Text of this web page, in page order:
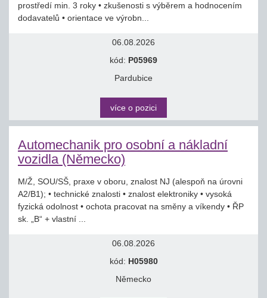
prostředí min. 3 roky • zkušenosti s výběrem a hodnocením
dodavatelů • orientace ve výrobn...
06.08.2026
kód: P05969
Pardubice
více o pozici
Automechanik pro osobní a nákladní
vozidla (Německo)
M/Ž, SOU/SŠ, praxe v oboru, znalost NJ (alespoň na úrovni
A2/B1); • technické znalosti • znalost elektroniky • vysoká
fyzická odolnost • ochota pracovat na směny a víkendy • ŘP
sk. „B“ + vlastní ...
06.08.2026
kód: H05980
Německo